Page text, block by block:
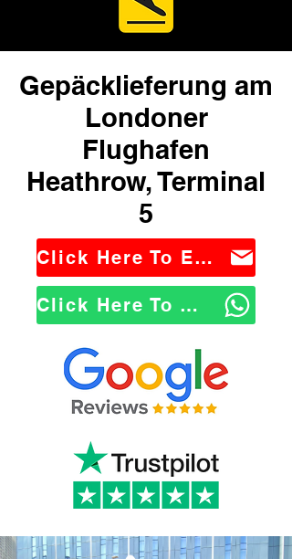
Gepäcklieferung am
Londoner
Flughafen
Heathrow, Terminal
5
Click Here To Email Us
Click Here To WhatsApp Us